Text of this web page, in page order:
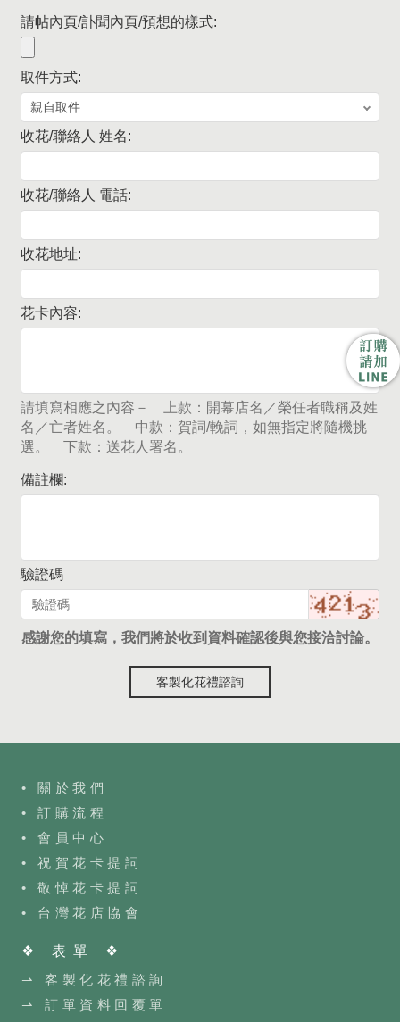
請帖內頁/訃聞內頁/預想的樣式:
取件方式:
收花/聯絡人 姓名:
收花/聯絡人 電話:
收花地址:
花卡內容:
請填寫相應之內容－ 上款：開幕店名／榮任者職稱及姓
名／亡者姓名。 中款：賀詞/輓詞，如無指定將隨機挑
選。 下款：送花人署名。
備註欄:
驗證碼
感謝您的填寫，我們將於收到資料確認後與您接洽討論。
客製化花禮諮詢
• 關於我們
• 訂購流程
• 會員中心
• 祝賀花卡提詞
• 敬悼花卡提詞
• 台灣花店協會
❖ 表單 ❖
⇀ 客製化花禮諮詢
⇀ 訂單資料回覆單